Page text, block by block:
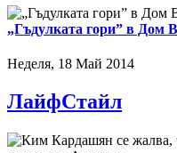
„Гъдулката гори” в Дом
Неделя, 18 Май 2014
ЛайфСтайл